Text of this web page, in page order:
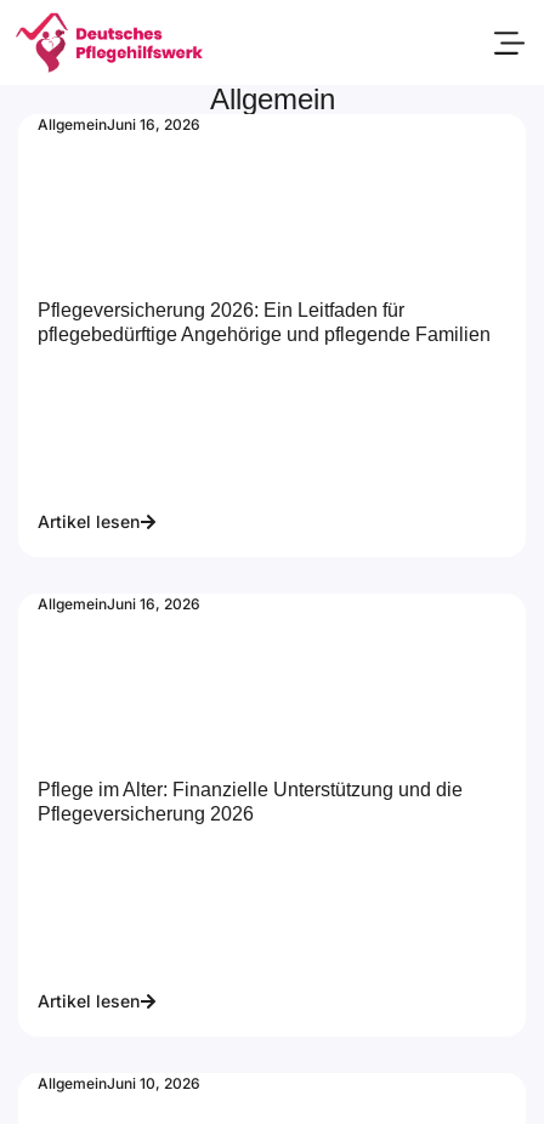
Allgemein
AllgemeinJuni 16, 2026
Pflegeversicherung 2026: Ein Leitfaden für
pflegebedürftige Angehörige und pflegende Familien
Artikel lesen
AllgemeinJuni 16, 2026
Pflege im Alter: Finanzielle Unterstützung und die
Pflegeversicherung 2026
Artikel lesen
AllgemeinJuni 10, 2026